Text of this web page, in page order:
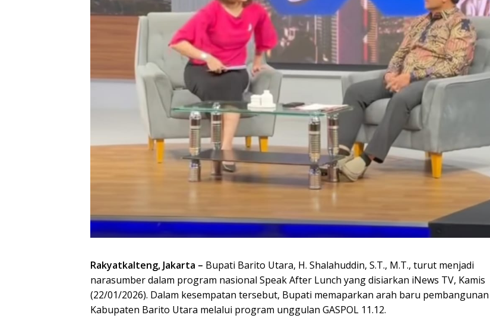
Rakyatkalteng, Jakarta – Bupati Barito Utara, H. Shalahuddin, S.T., M.T., turut menjadi
narasumber dalam program nasional Speak After Lunch yang disiarkan iNews TV, Kamis
(22/01/2026). Dalam kesempatan tersebut, Bupati memaparkan arah baru pembangunan
Kabupaten Barito Utara melalui program unggulan GASPOL 11.12.